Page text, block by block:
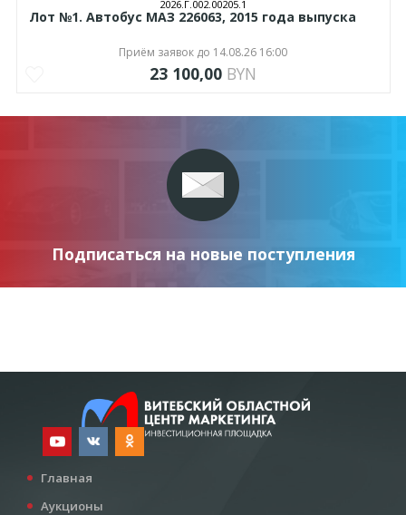
2026.Г.002.00205.1
Лот №1. Автобус МАЗ 226063, 2015 года выпуска
Приём заявок до 14.08.26 16:00
23 100,00 BYN
Подписаться на новые поступления
Главная
Аукционы